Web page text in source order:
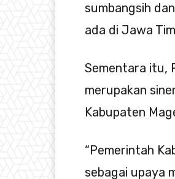
sumbangsih
ada di Jawa
Sementara itu,
merupakan
Kabupaten
“Pemerintah
sebagai upaya